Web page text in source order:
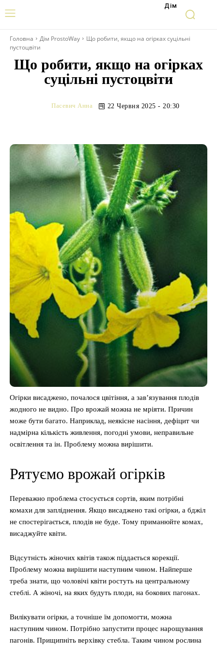
Дім
Головна Дім ProstoWay
Що робити, якщо на огірках суцільні
пустоцвіти
Що робити, якщо на огірках
суцільні пустоцвіти
Пасевич Анна 22 Червня 2025 - 20:30
Огірки висаджено, почалося цвітіння, а зав’язування плодів
жодного не видно. Про врожай можна не мріяти. Причин
може бути багато. Наприклад, неякісне насіння, дефіцит чи
надмірна кількість живлення, погодні умови, неправильне
освітлення та ін. Проблему можна вирішити.
Рятуємо врожай огірків
Переважно проблема стосується сортів, яким потрібні
комахи для запліднення. Якщо висаджено такі огірки, а бджіл
не спостерігається, плодів не буде. Тому приманюйте комах,
висаджуйте квіти.
Відсутність жіночих квітів також піддається корекції.
Проблему можна вирішити наступним чином. Найперше
треба знати, що чоловічі квіти ростуть на центральному
стеблі. А жіночі, на яких будуть плоди, на бокових пагонах.
Вилікувати огірки, а точніше їм допомогти, можна
наступним чином. Потрібно запустити процес нарощування
пагонів. Прищипніть верхівку стебла. Таким чином рослина